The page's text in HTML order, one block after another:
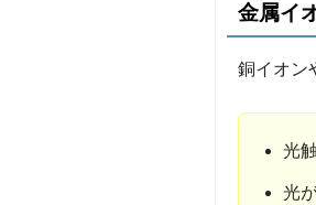
金属イ
銅イオン
光
光